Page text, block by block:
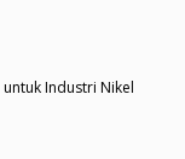
untuk Industri Nikel